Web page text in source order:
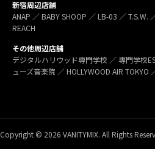
新宿周辺店舗
ANAP ／ BABY SHOOP ／ LB-03 ／ T.S.W.
REACH
その他周辺店舗
デジタルハリウッド専門学校 ／ 専門学校
ューズ音楽院 ／ HOLLYWOOD AIR
Copyright © 2026 VANITYMIX. All Rights